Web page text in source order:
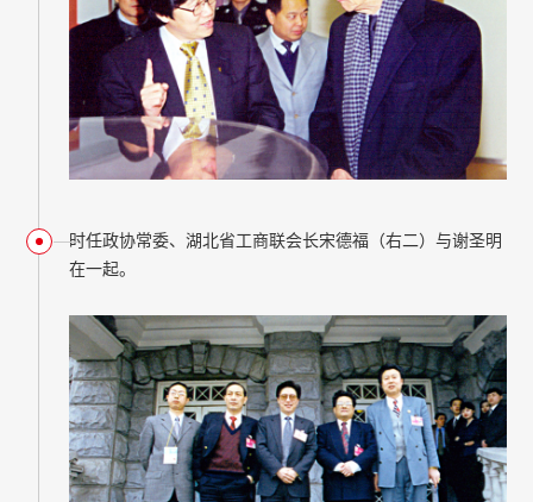
时任政协常委、湖北省工商联会长宋德福（右二）与谢圣明
在一起。